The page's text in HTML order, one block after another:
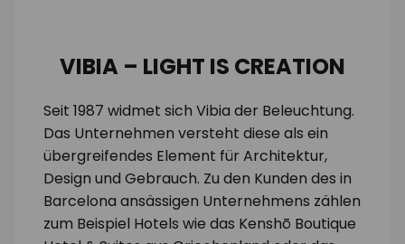
VIBIA – LIGHT IS CREATION